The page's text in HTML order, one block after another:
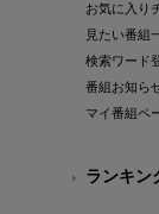
お気に入り
見たい番組
検索ワード
番組お知ら
マイ番組ペ
ランキン